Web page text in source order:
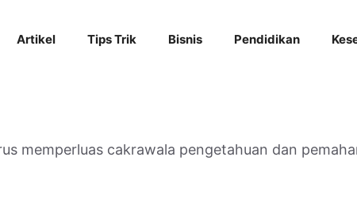
Artikel Tips Trik Bisnis Pendidikan
memperluas cakrawala pengetahuan dan